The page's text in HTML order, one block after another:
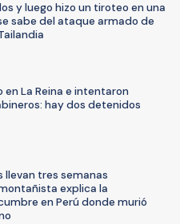
y luego hizo un tiroteo en una
sabe del ataque armado de
en La Reina e intentaron
hay dos detenidos
llevan tres semanas
explica la
en Perú donde murió